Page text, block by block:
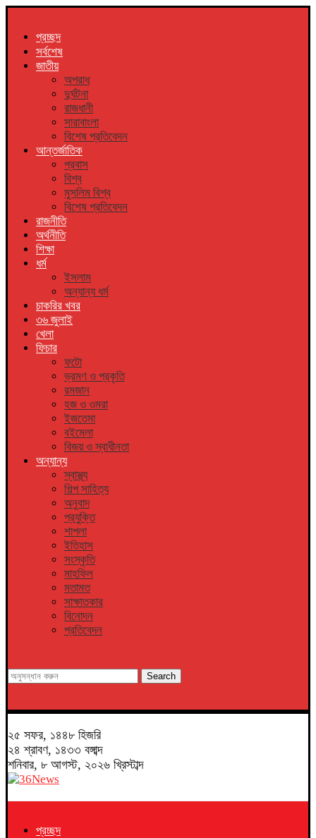
প্রচ্ছদ
সর্বশেষ
জাতীয়
অপরাধ
দুর্ঘটনা
রাজধানী
সারাবাংলা
বিশেষ প্রতিবেদন
আন্তর্জাতিক
প্রবাস
বিশ্ব
মুসলিম বিশ্ব
বিশেষ প্রতিবেদন
রাজনীতি
অর্থনীতি
শিক্ষা
ধর্ম
ইসলাম
অন্যান্য ধর্ম
চাকরির খবর
৩৬ জুলাই
খেলা
ফিচার
ফটো
ভ্রমণ ও প্রকৃতি
রমজান
হজ ও ওমরা
ইজতেমা
বইমেলা
বিজয় ও স্বাধীনতা
অন্যান্য
স্বাস্থ্য
শিল্প সাহিত্য
অনুবাদ
প্রযুক্তি
শাপলা
ইতিহাস
সংস্কৃতি
মাহফিল
মতামত
সাক্ষাতকার
বিনোদন
প্রতিবেদন
Search
২৫ সফর, ১৪৪৮ হিজরি
২৪ শ্রাবণ, ১৪৩৩ বঙ্গাব্দ
শনিবার, ৮ আগস্ট, ২০২৬ খ্রিস্টাব্দ
প্রচ্ছদ